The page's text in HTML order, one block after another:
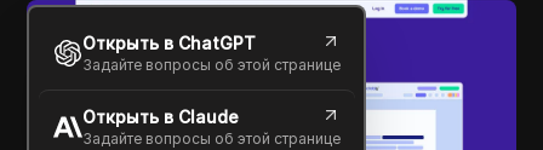
Открыть в ChatGPT
Задайте вопросы об этой странице
Открыть в Claude
Задайте вопросы об этой странице